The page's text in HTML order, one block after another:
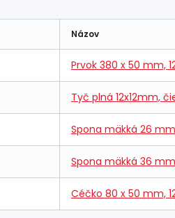
Názov
Prvok 380 x 50 mm,
Tyč plná 12x12mm,
Spona mäkká 26 mm
Spona mäkká 36 mm
Céčko 80 x 50 mm,